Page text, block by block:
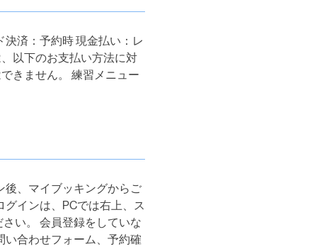
済：予約時 現金払い：レ
以下のお支払い方法に対
きません。 練習メニュー
後、マイブッキングからご
インは、PCでは右上、ス
い。 会員登録をしていな
い合わせフォーム、予約確